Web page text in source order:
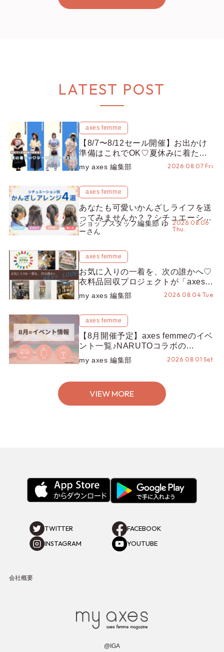
LATEST POST
axes femme
【8/7〜8/12セール開催】お出かけ
準備はこれでOK♡夏休みに着たい
コーデ25選をシーン別に徹底解説！
my axes 編集部 2026.08.07 Fri.
axes femme
あなたも可愛いかんざしライフを送
ってみませんか？？シチュエーショ
ン別“かんざし”のオススメ【ショッ
プスタッフ編集部】
ショップスタッフ編集部 ゆ
ーさん
2026.08.06
Thu.
axes femme
お気に入りの一着を、次の誰かへ♡
衣料品回収プロジェクトが「axes
LOOP」にアップデート！活用する
とポイントが手に入る◎
my axes 編集部 2026.08.04 Tue.
axes femme
【8月開催予定】axes femmeのイベ
ント一覧♪NARUTOコラボの
REZEN POPUPから、プチYour
Stage.、ティーパーティまで！8月
my axes 編集部 2026.08.01 Sat.
VIEW MORE
TWITTER
FACEBOOK
INSTAGRAM
YOUTUBE
会社概要
@IGA